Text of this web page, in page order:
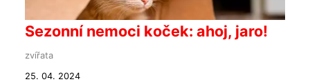
Sezonní nemoci koček: ahoj, jaro!
zvířata
25. 04. 2024